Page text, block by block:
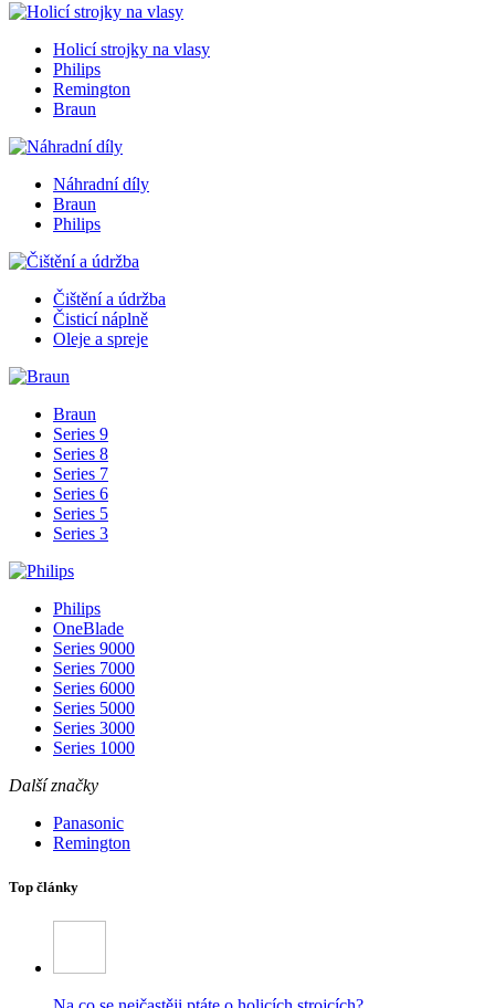
Holicí strojky na vlasy
Philips
Remington
Braun
Náhradní díly
Braun
Philips
Čištění a údržba
Čisticí náplně
Oleje a spreje
Braun
Series 9
Series 8
Series 7
Series 6
Series 5
Series 3
Philips
OneBlade
Series 9000
Series 7000
Series 6000
Series 5000
Series 3000
Series 1000
Další značky
Panasonic
Remington
Top články